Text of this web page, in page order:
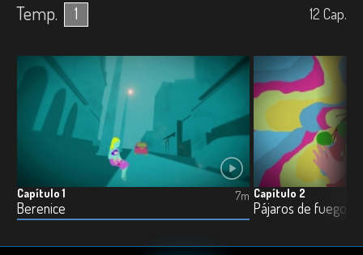
Temp. 1 12 Cap.
Capítulo 1
Berenice
7m Capítulo 2
Pájaros de fuego